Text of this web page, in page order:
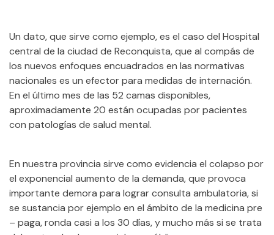
Un dato, que sirve como ejemplo, es el caso del Hospital
central de la ciudad de Reconquista, que al compás de
los nuevos enfoques encuadrados en las normativas
nacionales es un efector para medidas de internación.
En el último mes de las 52 camas disponibles,
aproximadamente 20 están ocupadas por pacientes
con patologías de salud mental.
En nuestra provincia sirve como evidencia el colapso por
el exponencial aumento de la demanda, que provoca
importante demora para lograr consulta ambulatoria, si
se sustancia por ejemplo en el ámbito de la medicina pre
– paga, ronda casi a los 30 días, y mucho más si se trata